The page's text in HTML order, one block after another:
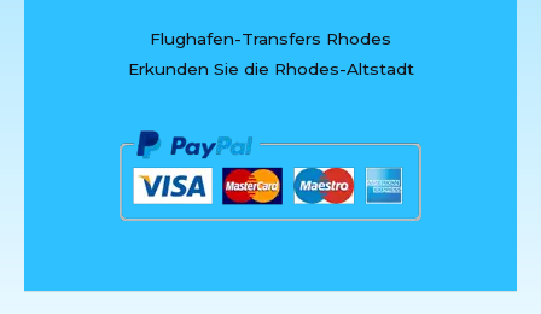
Flughafen-Transfers Rhodes
Erkunden Sie die Rhodes-Altstadt